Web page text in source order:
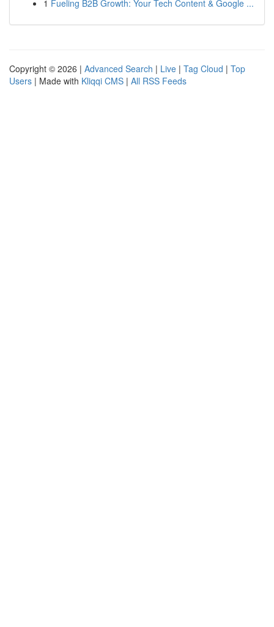
1 Fueling B2B Growth: Your Tech Content & Google ...
Copyright © 2026 | Advanced Search | Live | Tag Cloud | Top
Users | Made with Kliqqi CMS | All RSS Feeds